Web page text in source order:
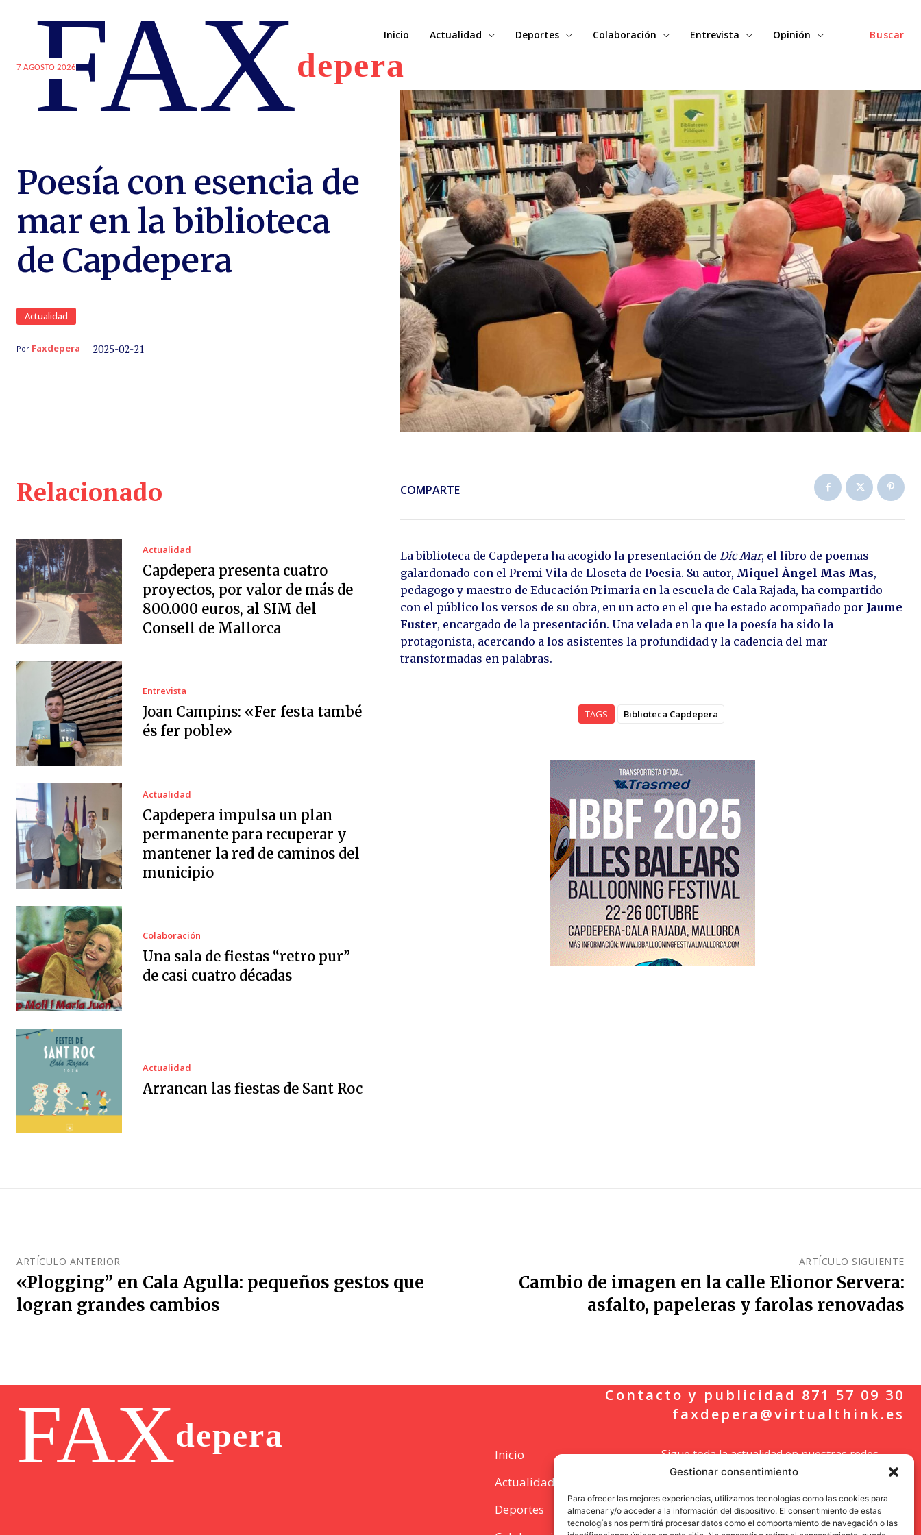
Gestionar consentimiento
Para ofrecer las mejores experiencias, utilizamos tecnologías como las cookies para
almacenar y/o acceder a la información del dispositivo. El consentimiento de estas
tecnologías nos permitirá procesar datos como el comportamiento de navegación o las
7 AGOSTO 2026
FAXdepera
Buscar
Inicio Actualidad Deportes Colaboración Entrevista Opinión
Poesía con esencia de
mar en la biblioteca
de Capdepera
Actualidad
Por Faxdepera 2025-02-21
Relacionado
Actualidad
Capdepera presenta cuatro
proyectos, por valor de más de
800.000 euros, al SIM del
Consell de Mallorca
Entrevista
Joan Campins: «Fer festa també
és fer poble»
Actualidad
Capdepera impulsa un plan
permanente para recuperar y
mantener la red de caminos del
municipio
Colaboración
Una sala de fiestas “retro pur”
de casi cuatro décadas
Actualidad
Arrancan las fiestas de Sant Roc
COMPARTE
La biblioteca de Capdepera ha acogido la presentación de Dic Mar, el libro de poemas
galardonado con el Premi Vila de Lloseta de Poesia. Su autor, Miquel Àngel Mas Mas,
pedagogo y maestro de Educación Primaria en la escuela de Cala Rajada, ha compartido
con el público los versos de su obra, en un acto en el que ha estado acompañado por Jaume
Fuster, encargado de la presentación. Una velada en la que la poesía ha sido la
protagonista, acercando a los asistentes la profundidad y la cadencia del mar
transformadas en palabras.
TAGS Biblioteca Capdepera
ARTÍCULO ANTERIOR
«Plogging” en Cala Agulla: pequeños gestos que
logran grandes cambios
ARTÍCULO SIGUIENTE
Cambio de imagen en la calle Elionor Servera:
asfalto, papeleras y farolas renovadas
FAXdepera
Contacto y publicidad 871 57 09 30
faxdepera@virtualthink.es
Inicio
Actualidad
Deportes
Sigue toda la actualidad en nuestras redes
sociales.